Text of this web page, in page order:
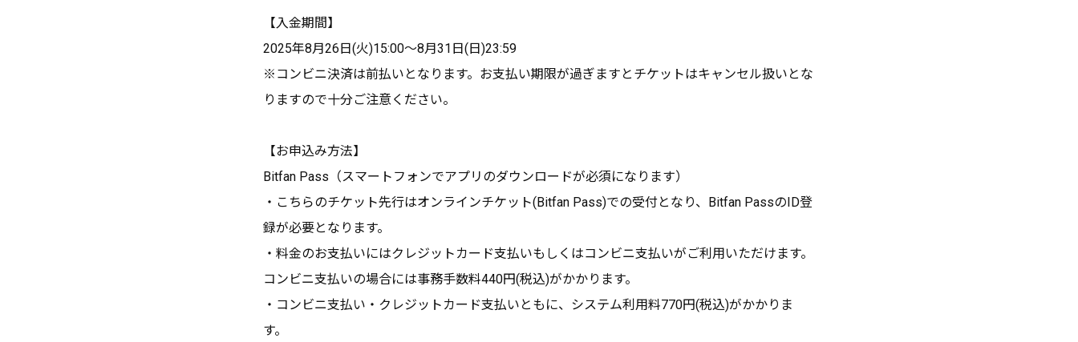
【入金期間】
2025年8月26日(火)15:00～8月31日(日)23:59
※コンビニ決済は前払いとなります。お支払い期限が過ぎますとチケットはキャンセル扱いとな
りますので十分ご注意ください。
【お申込み方法】
Bitfan Pass（スマートフォンでアプリのダウンロードが必須になります）
・こちらのチケット先行はオンラインチケット(Bitfan Pass)での受付となり、Bitfan PassのID登
録が必要となります。
・料金のお支払いにはクレジットカード支払いもしくはコンビニ支払いがご利用いただけます。
コンビニ支払いの場合には事務手数料440円(税込)がかかります。
・コンビニ支払い・クレジットカード支払いともに、システム利用料770円(税込)がかかりま
す。